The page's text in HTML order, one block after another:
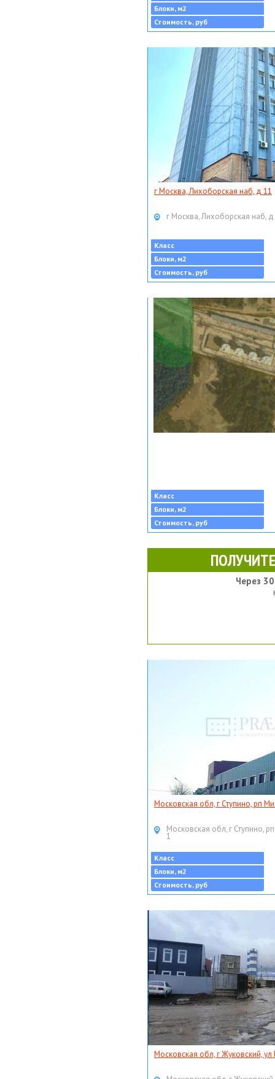
Блоки, м2
Стоимость, руб
г Москва, Лихоборская наб, д 11
г Москва, Лихоборская наб,
Класс
Блоки, м2
Стоимость, руб
Класс
Блоки, м2
Стоимость, руб
Через
Московская обл, г Ступино, рп
Московская обл, г Ступино,
1
Класс
Блоки, м2
Стоимость, руб
Московская обл, г Жуковский,